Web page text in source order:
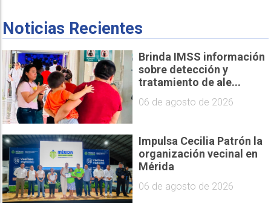
Noticias Recientes
Brinda IMSS información
sobre detección y
tratamiento de ale...
06 de agosto de 2026
Impulsa Cecilia Patrón la
organización vecinal en
Mérida
06 de agosto de 2026